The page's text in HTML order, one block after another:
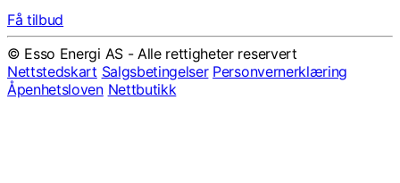
Få tilbud
© Esso Energi AS - Alle rettigheter reservert
Nettstedskart Salgsbetingelser Personvernerklæring
Åpenhetsloven Nettbutikk